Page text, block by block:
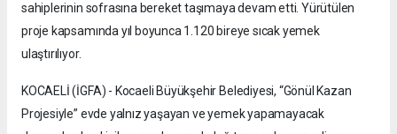
sahiplerinin sofrasına bereket taşımaya devam etti. Yürütülen
proje kapsamında yıl boyunca 1.120 bireye sıcak yemek
ulaştırılıyor.
KOCAELİ (İGFA) - Kocaeli Büyükşehir Belediyesi, “Gönül Kazan
Projesiyle” evde yalnız yaşayan ve yemek yapamayacak